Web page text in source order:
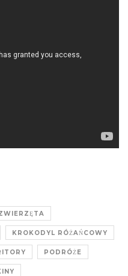
KROKODYL RÓŻAŃCOWY
PODRÓŻE